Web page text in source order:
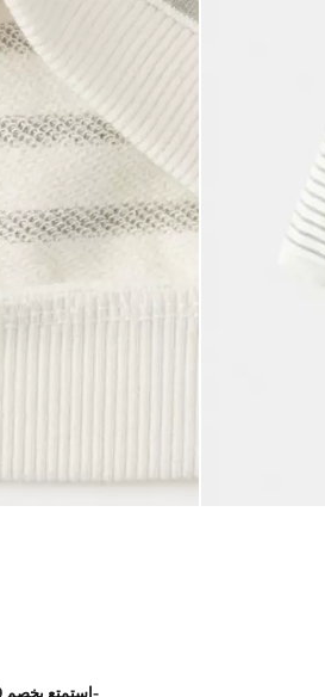
-استمتع بخصم 10% لتسوقك القادم عند اشتراكك في نشرتنا الاخبارية